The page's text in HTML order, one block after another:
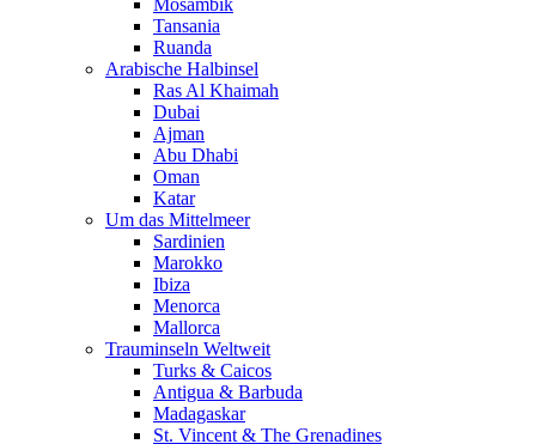
Mosambik
Tansania
Ruanda
Arabische Halbinsel
Ras Al Khaimah
Dubai
Ajman
Abu Dhabi
Oman
Katar
Um das Mittelmeer
Sardinien
Marokko
Ibiza
Menorca
Mallorca
Trauminseln Weltweit
Turks & Caicos
Antigua & Barbuda
Madagaskar
St. Vincent & The Grenadines